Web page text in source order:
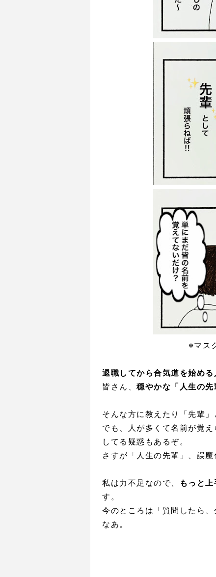
※マス
退職してから合気道を始める
皆さん、 穏やかな「人生の
そんな方に教えたり「先輩」
でも、人が多くて名前が覚
してる疑惑もあるぞ。
さすが「人生の先輩」、誤魔
私は力不足なので、 もっと
す。
今のところは「質問したら
なあ。